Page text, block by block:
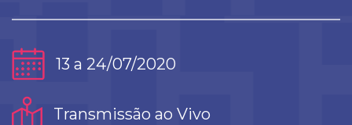
13 a 24/07/2020
Transmissão ao Vivo